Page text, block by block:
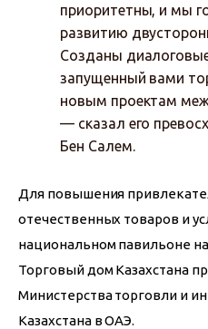
приоритетны, и мы
развитию
Созданы
запущенный вами
новым проектам
— сказал его
Бен Салем.
Для повышения
отечественных товаров и
национальном павильоне
Торговый дом Казахстана
Министерства торговли и
Казахстана в ОАЭ.